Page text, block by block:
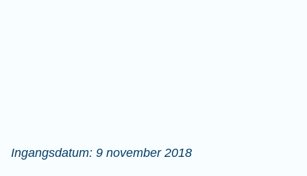
Ingangsdatum: 9 november 2018